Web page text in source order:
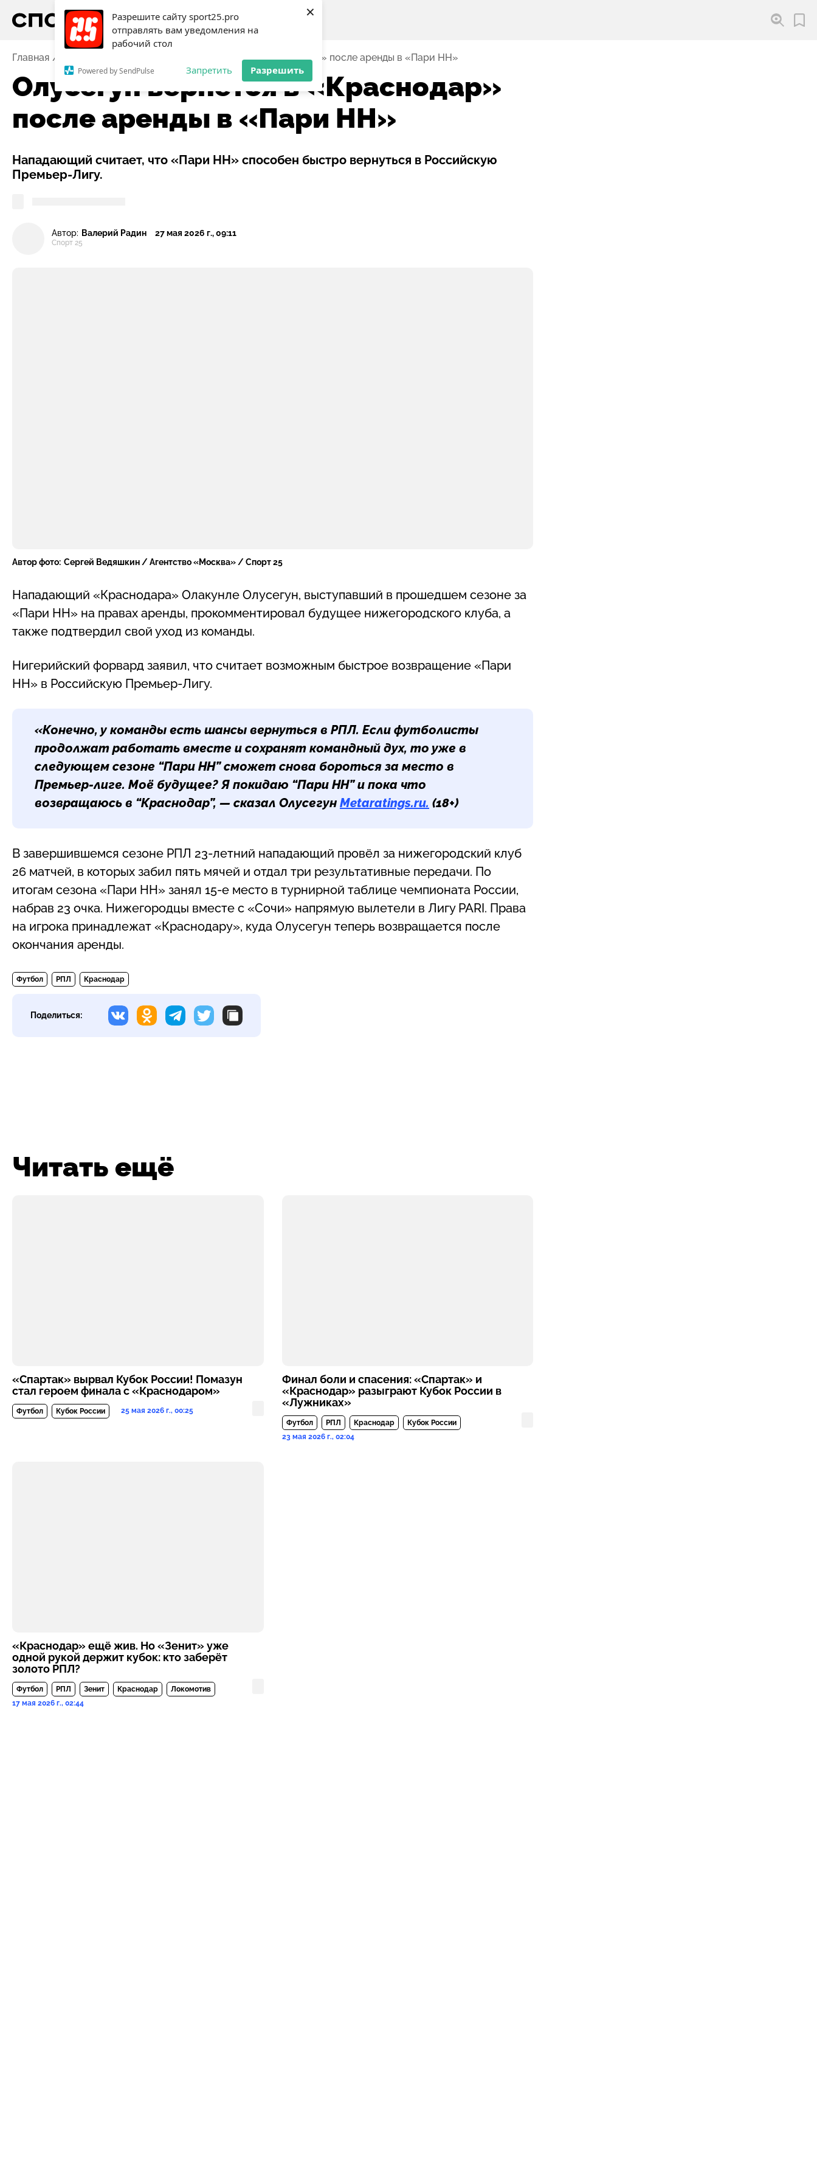
Разрешите сайту sport25.pro
отправлять вам уведомления на
рабочий стол
Powered by SendPulse Запретить Разрешить
×
Главная Олусегун вернётся в «Краснодар» после аренды в «Пари НН»
Олусегун вернётся в «Краснодар»
после аренды в «Пари НН»
Нападающий считает, что «Пари НН» способен быстро вернуться в Российскую
Премьер-Лигу.
Автор: Валерий Радин
Спорт 25
27 мая 2026 г., 09:11
Автор фото: Сергей Ведяшкин / Агентство «Москва» / Спорт 25
Нападающий «Краснодара» Олакунле Олусегун, выступавший в прошедшем сезоне за
«Пари НН» на правах аренды, прокомментировал будущее нижегородского клуба, а
также подтвердил свой уход из команды.
Нигерийский форвард заявил, что считает возможным быстрое возвращение «Пари
НН» в Российскую Премьер-Лигу.
«Конечно, у команды есть шансы вернуться в РПЛ. Если футболисты
продолжат работать вместе и сохранят командный дух, то уже в
следующем сезоне “Пари НН” сможет снова бороться за место в
Премьер-лиге. Моё будущее? Я покидаю “Пари НН” и пока что
возвращаюсь в “Краснодар”, — сказал ОлусегунMetaratings.ru. (18+)
В завершившемся сезоне РПЛ 23-летний нападающий провёл за нижегородский клуб
26 матчей, в которых забил пять мячей и отдал три результативные передачи. По
итогам сезона «Пари НН» занял 15-е место в турнирной таблице чемпионата России,
набрав 23 очка. Нижегородцы вместе с «Сочи» напрямую вылетели в Лигу PARI. Права
на игрока принадлежат «Краснодару», куда Олусегун теперь возвращается после
окончания аренды.
Футбол РПЛ Краснодар
Поделиться:
Читать ещё
«Спартак» вырвал Кубок России! Помазун
стал героем финала с «Краснодаром»
Футбол Кубок России 25 мая 2026 г., 00:25
Финал боли и спасения: «Спартак» и
«Краснодар» разыграют Кубок России в
«Лужниках»
Футбол РПЛ Краснодар
Кубок России
23 мая 2026 г., 02:04
«Краснодар» ещё жив. Но «Зенит» уже
одной рукой держит кубок: кто заберёт
золото РПЛ?
Футбол РПЛ Зенит Краснодар
Локомотив
17 мая 2026 г., 02:44